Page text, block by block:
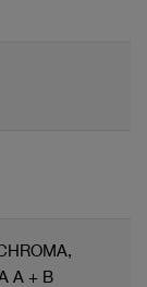
A + B